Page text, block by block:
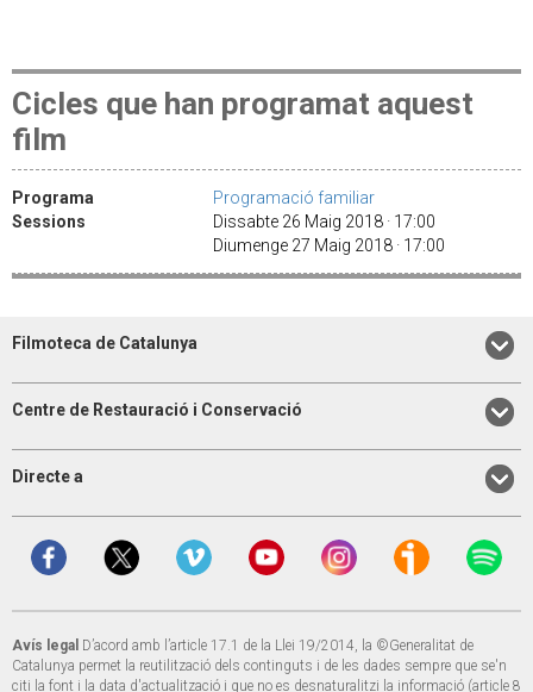
Cicles que han programat aquest
film
Programa
Programació familiar
Sessions
Dissabte 26 Maig 2018 · 17:00
Diumenge 27 Maig 2018 · 17:00
Filmoteca de Catalunya
Centre de Restauració i Conservació
Directe a
Avís legal D’acord amb l’article 17.1 de la Llei 19/2014, la ©Generalitat de
Catalunya permet la reutilització dels continguts i de les dades sempre que se'n
citi la font i la data d'actualització i que no es desnaturalitzi la informació (article 8